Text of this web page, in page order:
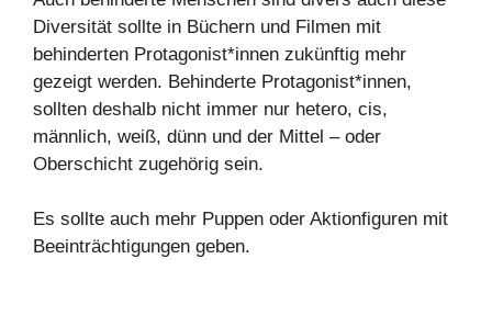
Diversität sollte in Büchern und Filmen mit
behinderten Protagonist*innen zukünftig mehr
gezeigt werden. Behinderte Protagonist*innen,
sollten deshalb nicht immer nur hetero, cis,
männlich, weiß, dünn und der Mittel – oder
Oberschicht zugehörig sein.
Es sollte auch mehr Puppen oder Aktionfiguren mit
Beeinträchtigungen geben.